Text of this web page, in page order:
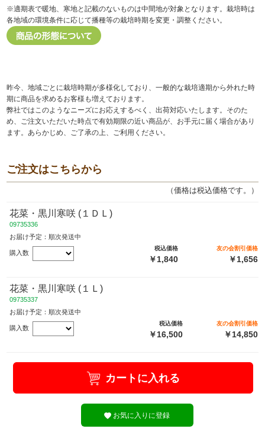
※適期表で暖地、寒地と記載のないものは中間地が対象となります。栽培時は
各地域の環境条件に応じて播種等の栽培時期を変更・調整ください。
昨今、地域ごとに栽培時期が多様化しており、一般的な栽培適期から外れた時
期に商品を求めるお客様も増えております。
弊社ではこのようなニーズにお応えするべく、出荷対応いたします。そのた
め、ご注文いただいた時点で有効期限の近い商品が、お手元に届く場合があり
ます。あらかじめ、ご了承の上、ご利用ください。
ご注文はこちらから
（価格は税込価格です。）
花菜・黒川寒咲 (１ＤＬ)
09735336
お届け予定：順次発送中
購入数
税込価格
￥1,840
友の会割引価格
￥1,656
花菜・黒川寒咲 (１Ｌ)
09735337
お届け予定：順次発送中
購入数
税込価格
￥16,500
友の会割引価格
￥14,850
カートに入れる
お気に入りに登録